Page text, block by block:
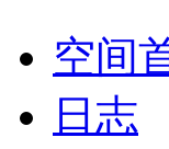
空间
日志